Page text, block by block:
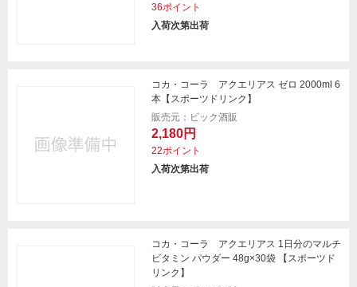
36ポイント
入荷次第出荷
コカ・コーラ アクエリアス ゼロ 2000ml 6
本【スポーツドリンク】
販売元：ビック酒販
2,180円
22ポイント
入荷次第出荷
コカ・コーラ アクエリアス 1日分のマルチ
ビタミン パウダー 48g×30袋 【スポーツド
リンク】